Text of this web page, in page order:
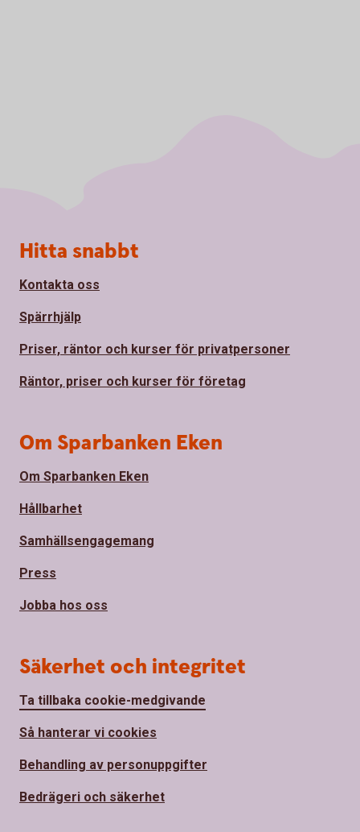
Sidfot
Hitta snabbt
Kontakta oss
Spärrhjälp
Priser, räntor och kurser för privatpersoner
Räntor, priser och kurser för företag
Om Sparbanken Eken
Om Sparbanken Eken
Hållbarhet
Samhällsengagemang
Press
Jobba hos oss
Säkerhet och integritet
Ta tillbaka cookie-medgivande
Så hanterar vi cookies
Behandling av personuppgifter
Bedrägeri och säkerhet